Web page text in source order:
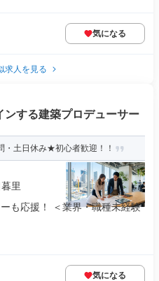
気になる
求人を見る
する建築プロデューサー
土日休み★初心者歓迎！！
里
も応援！ ＜業界・職種未経験
気になる